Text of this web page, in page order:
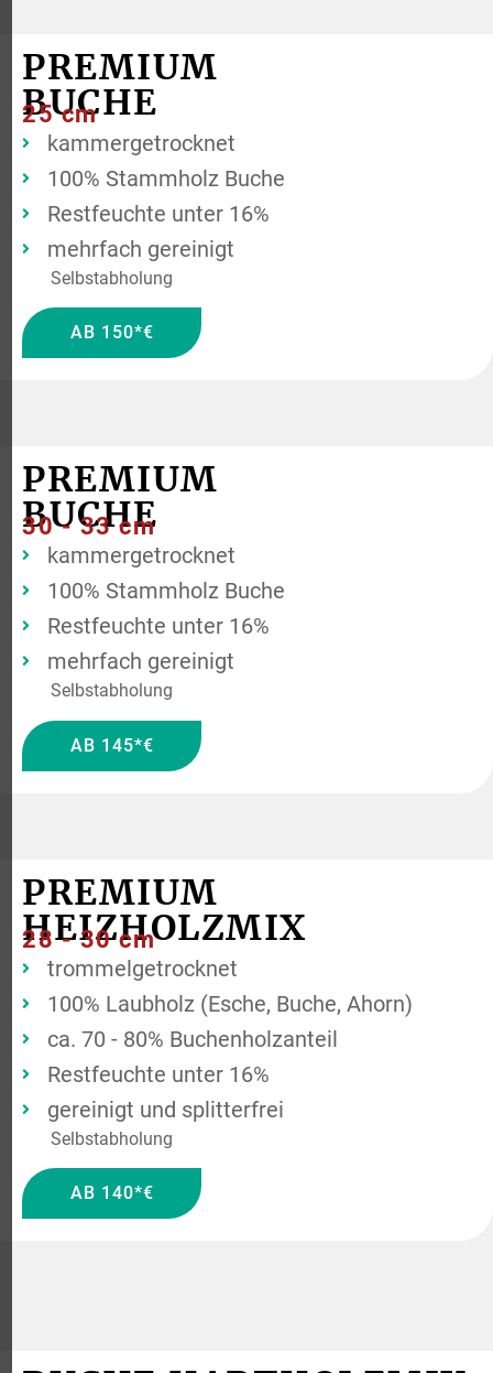
PREMIUM
BUCHE
25 cm
kammergetrocknet
100% Stammholz Buche
Restfeuchte unter 16%
mehrfach gereinigt
Selbstabholung
AB 150*€
PREMIUM
BUCHE
30 - 33 cm
kammergetrocknet
100% Stammholz Buche
Restfeuchte unter 16%
mehrfach gereinigt
Selbstabholung
AB 145*€
PREMIUM
HEIZHOLZMIX
28 - 30 cm
trommelgetrocknet
100% Laubholz (Esche, Buche, Ahorn)
ca. 70 - 80% Buchenholzanteil
Restfeuchte unter 16%
gereinigt und splitterfrei
Selbstabholung
AB 140*€